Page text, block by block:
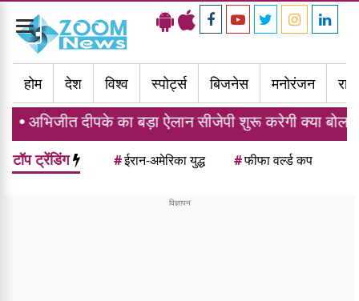
Toggle
navigation
होम
देश विश्व स्पोर्ट्स बिजनेस मनोरंजन
का बड़ा ऐलान सीजेपी शुरू करेगी क्या बोलती पब्लिक
टॉप ट्रेंडिंग #ईरान-अमेरिका युद्ध #फीफा वर्ल्ड कप